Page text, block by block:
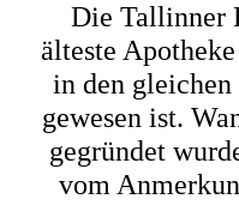
Die Tallinner
älteste
in den
gewesen ist.
gegründet
vom